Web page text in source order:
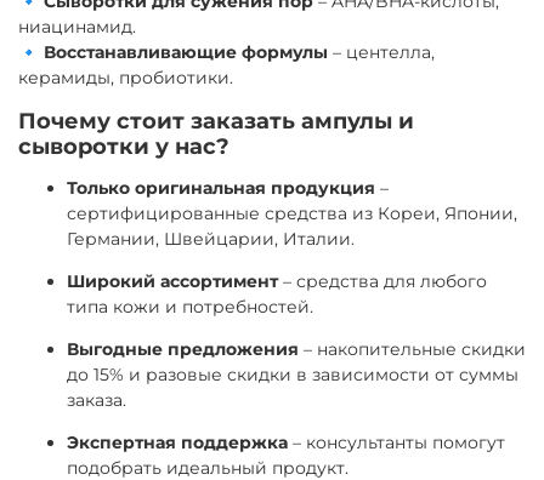
ниацинамид.
🔹 Восстанавливающие формулы – центелла,
керамиды, пробиотики.
Почему стоит заказать ампулы и
сыворотки у нас?
Только оригинальная продукция –
сертифицированные средства из Кореи, Японии,
Германии, Швейцарии, Италии.
Широкий ассортимент– средства для любого
типа кожи и потребностей.
Выгодные предложения – накопительные скидки
до 15% и разовые скидки в зависимости от суммы
заказа.
Экспертная поддержка – консультанты помогут
подобрать идеальный продукт.